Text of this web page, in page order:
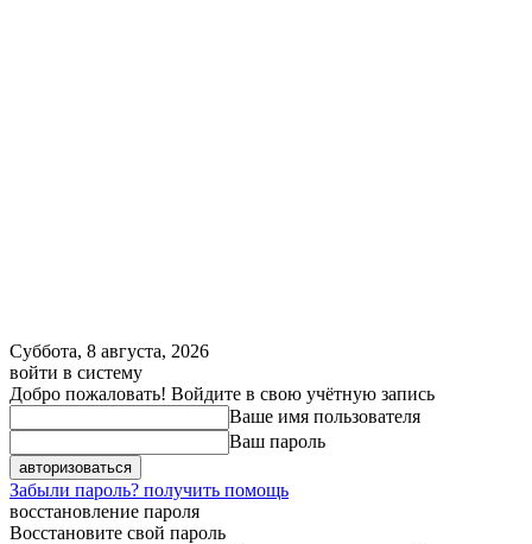
Суббота, 8 августа, 2026
войти в систему
Добро пожаловать! Войдите в свою учётную запись
Ваше имя пользователя
Ваш пароль
Забыли пароль? получить помощь
восстановление пароля
Восстановите свой пароль